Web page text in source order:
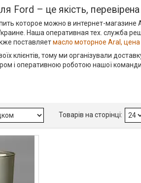
Ford – це якість, перевірена
которое можно в интернет-
Наша оперативная тех. служба
поставляетмасло моторное Aral, цена
клієнтів, тому ми організували
і оперативною роботою нашої